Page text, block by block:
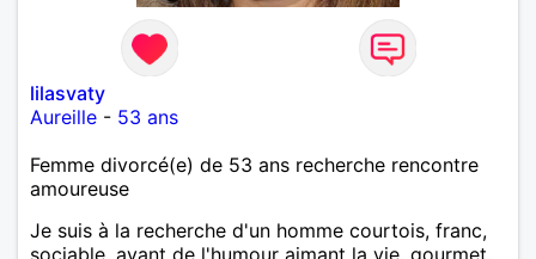
lilasvaty
Aureille - 53 ans
Femme divorcé(e) de 53 ans recherche rencontre
amoureuse
Je suis à la recherche d'un homme courtois, franc,
sociable, ayant de l'humour aimant la vie, gourmet,